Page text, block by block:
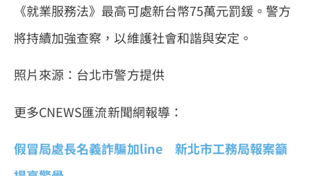
《就業服務法》最高可處新台幣75萬元罰鍰。警方
將持續加強查察，以維護社會和諧與安定。
照片來源：台北市警方提供
更多CNEWS匯流新聞網報導：
假冒局處長名義詐騙加line 新北市工務局報案籲